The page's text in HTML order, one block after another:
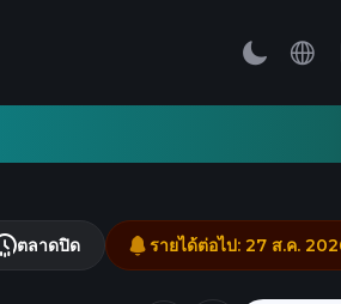
ตลาดปิด รายได้ต่อไป: 27 ส.ค.